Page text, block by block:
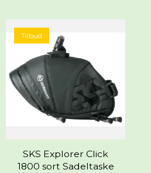
Tilbud
SKS Explorer Click
1800 sort Sadeltaske